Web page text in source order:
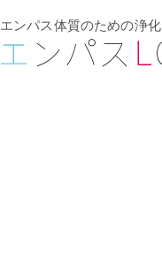
エンパス体質のための浄